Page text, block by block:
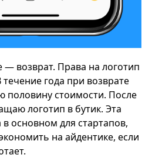
— возврат. Права на логотип
года при возврате
половину стоимости. После
логотип в бутик. Эта
основном для стартапов,
на айдентике, если